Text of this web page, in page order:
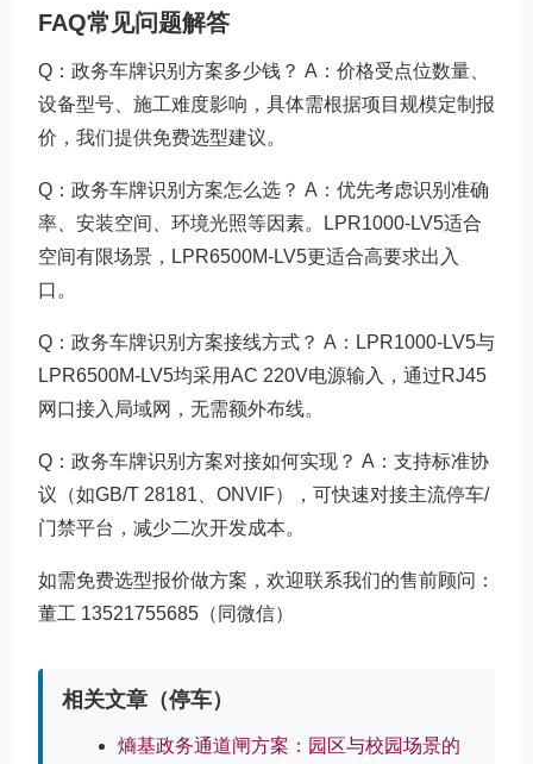
FAQ常见问题解答
Q：政务车牌识别方案多少钱？ A：价格受点位数量、
设备型号、施工难度影响，具体需根据项目规模定制报
价，我们提供免费选型建议。
Q：政务车牌识别方案怎么选？ A：优先考虑识别准确
率、安装空间、环境光照等因素。LPR1000-LV5适合
空间有限场景，LPR6500M-LV5更适合高要求出入
口。
Q：政务车牌识别方案接线方式？ A：LPR1000-LV5与
LPR6500M-LV5均采用AC 220V电源输入，通过RJ45
网口接入局域网，无需额外布线。
Q：政务车牌识别方案对接如何实现？ A：支持标准协
议（如GB/T 28181、ONVIF），可快速对接主流停车/
门禁平台，减少二次开发成本。
如需免费选型报价做方案，欢迎联系我们的售前顾问：
董工 13521755685（同微信）
相关文章（停车）
熵基政务通道闸方案：园区与校园场景的